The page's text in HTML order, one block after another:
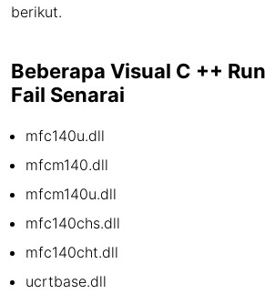
berikut.
Beberapa Visual C ++
Fail Senarai
mfc140u.dll
mfcm140.dll
mfcm140u.dll
mfc140chs.dll
mfc140cht.dll
ucrtbase.dll